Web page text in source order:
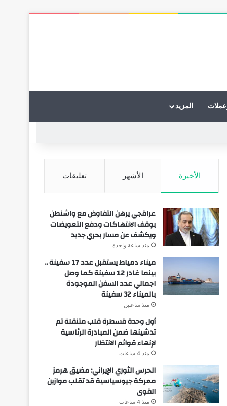
المزيد
الأخيرة الأشهر تعليقات
عراقجي يرهن التفاوض مع واشنطن
بوقف الانتهاكات ودفع التعويضات
ويكشف عن مسار بحري جديد
منذ ساعة واحدة
ميناء دمياط يستقبل عدد 17 سفينة ..
بينما غادر 12 سفينة كما وصل
اجمالي عدد السفن الموجودة
بالميناء 32 سفينة
منذ ساعتين
أول وحدة قسطرة قلب متنقلة تم
تدشينها ضمن المبادرة الرئاسية
لإنهاء قوائم الانتظار
منذ 4 ساعات
الحرس الثوري الإيراني: مضيق هرمز
معركة جيوسياسية قد تقلب موازين
القوى
منذ 4 ساعات